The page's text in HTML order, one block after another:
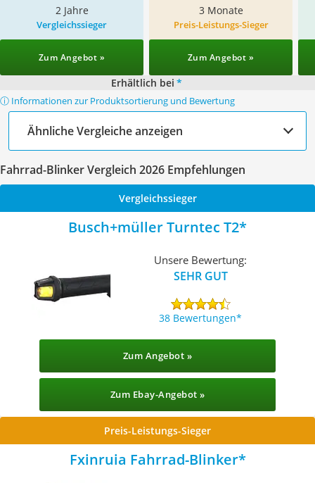
2 Jahre 3 Monate
Vergleichssieger
Zum Angebot »
Preis-Leistungs-Sieger
Zum Angebot »
Erhältlich bei *
ⓘ Informationen zur Produktsortierung und Bewertung
Ähnliche Vergleiche anzeigen
Fahrrad-Blinker Vergleich 2026 Empfehlungen
Vergleichssieger
Busch+müller Turntec T2
Unsere Bewertung:
SEHR GUT
38 Bewertungen
Zum Angebot »
Zum Ebay-Angebot »
Preis-Leistungs-Sieger
Fxinruia Fahrrad-Blinker